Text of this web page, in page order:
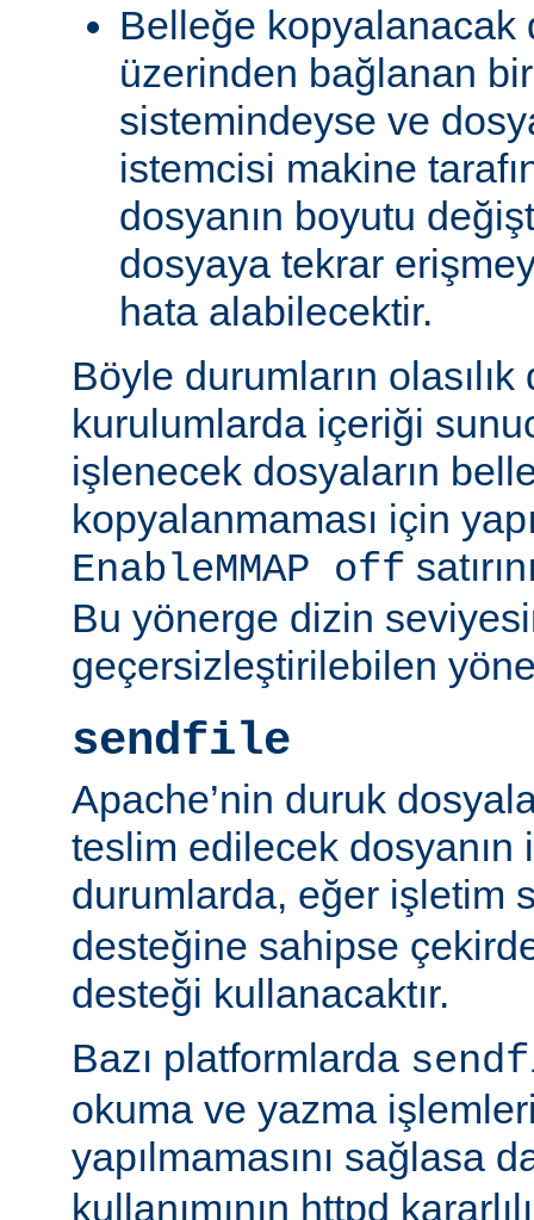
Belleğe kopyalanacak
üzerinden bağlanan
sistemindeyse ve
istemcisi makine
dosyanın boyutu
dosyaya tekrar
hata alabilecektir.
Böyle durumların
kurulumlarda içeriği
işlenecek dosyaların
kopyalanmaması için
EnableMMAP off
Bu yönerge dizin
geçersizleştirilebilen
sendfile
Apache’nin duruk
teslim edilecek dosyanın
durumlarda, eğer işletim
desteğine sahipse
desteği kullanacaktır.
Bazı platformlarda
okuma ve yazma
yapılmamasını sağlasa
kullanımının httpd